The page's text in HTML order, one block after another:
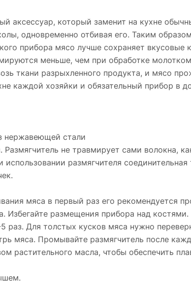
аксессуар, который заменит на кухне
одновременно отбивая его. Таким
прибора мясо лучше сохраняет вкусовые
меньше, чем при обработке
ткани разрыхленного продукта, и мясо
каждой хозяйки и обязательный прибор в
нержавеющей стали
не травмирует сами волокна,
размягчителя соединительная
мяса в первый раз его рекомендуется
Избегайте размещения прибора над костями.
раз. Для толстых кусков мяса нужно
мяса. Промывайте размягчитель после
растительного масла, чтобы обеспечить